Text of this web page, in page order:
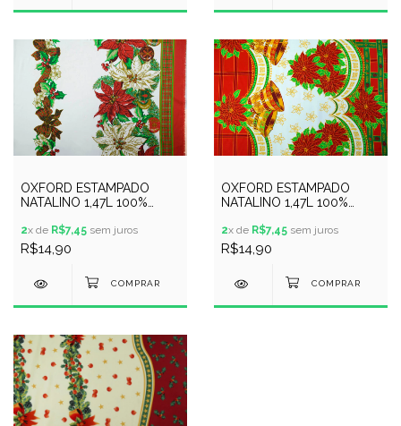
OXFORD ESTAMPADO
NATALINO 1,47L 100%
2x de R$7,45 sem juros
R$14,90
OXFORD ESTAMPADO
NATALINO 1,47L 100%
2x de R$7,45 sem juros
R$14,90